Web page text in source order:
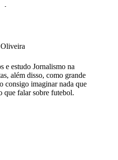
e estudo Jornalismo na
além disso, como grande
consigo imaginar nada que
que falar sobre futebol.